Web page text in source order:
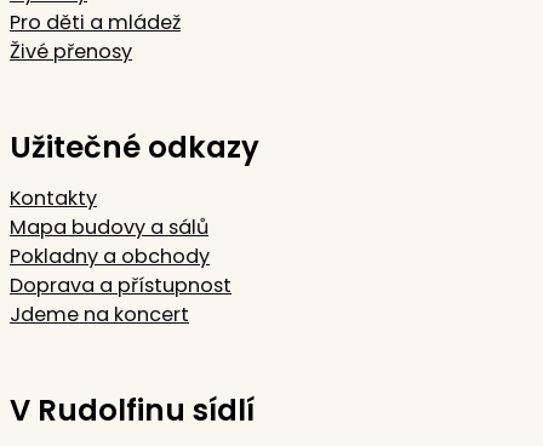
Pro děti a mládež
Živé přenosy
Užitečné odkazy
Kontakty
Mapa budovy a sálů
Pokladny a obchody
Doprava a přístupnost
Jdeme na koncert
V Rudolfinu sídlí